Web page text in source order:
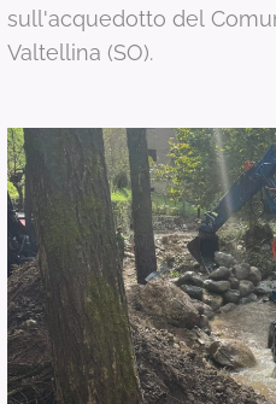
sull'acquedotto del
Valtellina (SO).